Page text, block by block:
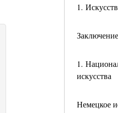
1.
Заключение
1.
искусства
Немецкое